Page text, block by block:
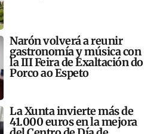
Narón volverá a reunir
gastronomía y música con
la III Feira de Exaltación do
Porco ao Espeto
La Xunta invierte más de
41.000 euros en la mejora